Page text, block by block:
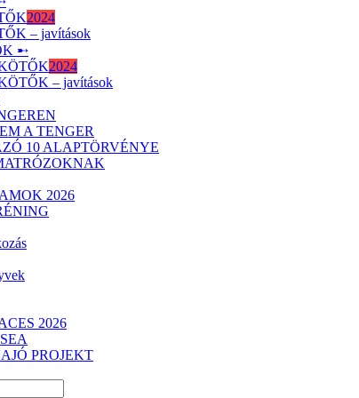
2024
– javítások
➸
2024
– javítások
A TENGER
10 ALAPTÖRVÉNYE
2026
2026
PROJEKT